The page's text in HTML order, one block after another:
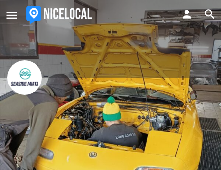
SeaSide Miata
Profesjonalna obsługa Mazdy MX-5 w Polsce!
Kontakt email
office@seasidemiata.com Zadzwoń